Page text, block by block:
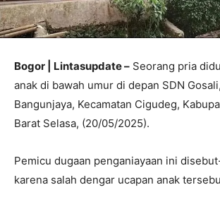
Bogor | Lintasupdate – Seorang pria
anak di bawah umur di depan SDN
Bangunjaya, Kecamatan Cigudeg,
Barat Selasa, (20/05/2025).
Pemicu dugaan penganiayaan ini
karena salah dengar ucapan anak